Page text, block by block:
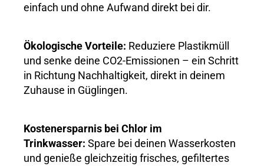
einfach und ohne Aufwand direkt bei dir.
Ökologische Vorteile: Reduziere Plastikmüll
und senke deine CO2-Emissionen – ein Schritt
in Richtung Nachhaltigkeit, direkt in deinem
Zuhause in Güglingen.
Kostenersparnis bei Chlor im
Trinkwasser: Spare bei deinen Wasserkosten
und genieße gleichzeitig frisches, gefiltertes